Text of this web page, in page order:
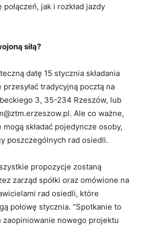
jak i rozkład jazdy
siłą?
datę 15 stycznia składania
tradycyjną pocztą na
3, 35-234 Rzeszów, lub
Ale co ważne,
składać pojedyncze osoby,
poszczególnych rad osiedli.
propozycje zostaną
zarząd spółki oraz omówione na
rad osiedli, które
połowę stycznia. “Spotkanie to
zaopiniowanie nowego projektu